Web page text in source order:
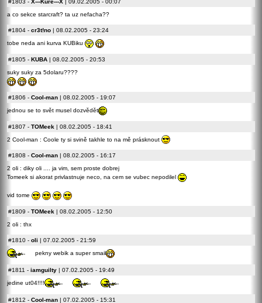
#1803 - X---Kure---X | 09.02.2005 - 00:07
a co sekce starcraft? ta uz nefacha??
#1804 - cr3t!no | 08.02.2005 - 23:24
tobe neda ani kurva KUBiku
#1805 - KUBA | 08.02.2005 - 20:53
suky suky za 5dolaru????
#1806 - Cool-man | 08.02.2005 - 19:07
jednou se to svět musel dozvědět
#1807 - TOMeek | 08.02.2005 - 18:41
2 Cool-man : Coole ty si svině takhle to na mě prásknout
#1808 - Cool-man | 08.02.2005 - 16:17
2 oli : diky oli .... ja vim, sem proste dobrej
Tomeek si akorat privlastnuje neco, na cem se vubec nepodilel
vid tome
#1809 - TOMeek | 08.02.2005 - 12:50
2 oli : thx
#1810 - oli | 07.02.2005 - 21:59
pekny webik a super smail
#1811 - iamguilty | 07.02.2005 - 19:49
jedine ut04!!!!
#1812 - Cool-man | 07.02.2005 - 15:31